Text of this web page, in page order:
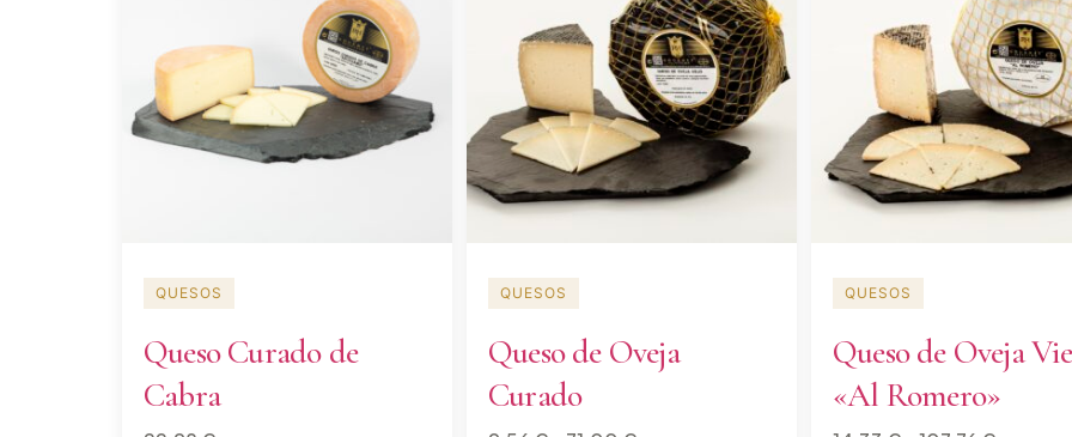
QUESOS
Queso Curado de
Cabra
QUESOS
Queso de Oveja
Curado
QUESOS
Queso de Oveja
«Al Romero»